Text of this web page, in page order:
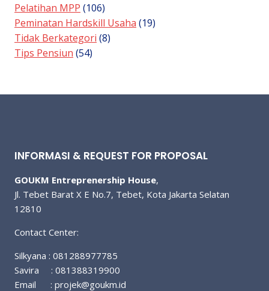
Pelatihan MPP (106)
Peminatan Hardskill Usaha (19)
Tidak Berkategori (8)
Tips Pensiun (54)
INFORMASI & REQUEST FOR PROPOSAL
GOUKM Entreprenership House,
Jl. Tebet Barat X E No.7, Tebet, Kota Jakarta Selatan
12810
Contact Center:
Silkyana : 081288977785
Savira : 081388319900
Email : projek@goukm.id